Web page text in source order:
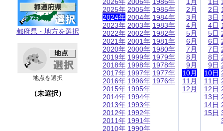
都府県・地方を選択
地点を選択
（未選択）
2025年
2024年
2023年
2022年
2021年
2020年
2019年
2018年
2017年
2016年
2015年
2014年
2013年
2012年
2011年
2010年
2005年
2004年
2003年
2002年
2001年
2000年
1999年
1998年
1997年
1996年
1995年
1994年
1993年
1992年
1991年
1990年
1985年
1984年
1983年
1982年
1981年
1980年
1979年
1978年
1977年
1976年
2月
3月
4月
5月
6月
7月
8月
9月
10月
11月
12月
2日
3日
4日
5日
6日
7日
8日
9日
10日
11日
12日
13日
14日
15日